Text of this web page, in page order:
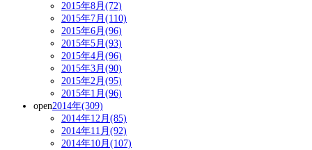
2015年8月(72)
2015年7月(110)
2015年6月(96)
2015年5月(93)
2015年4月(96)
2015年3月(90)
2015年2月(95)
2015年1月(96)
open2014年(309)
2014年12月(85)
2014年11月(92)
2014年10月(107)